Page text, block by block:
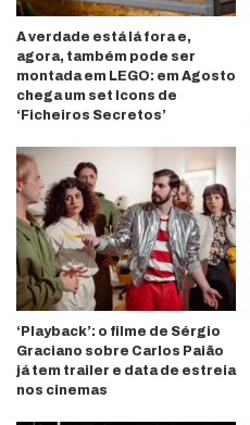
A verdade está lá fora e,
agora, também pode ser
montada em LEGO: em Agosto
chega um set Icons de
‘Ficheiros Secretos’
‘Playback’: o filme de Sérgio
Graciano sobre Carlos Paião
já tem trailer e data de estreia
nos cinemas